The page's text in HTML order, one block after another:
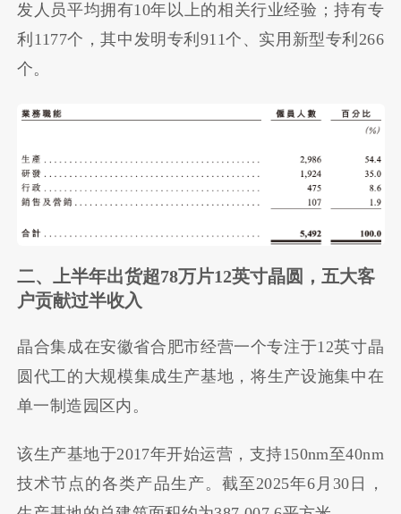
发人员平均拥有10年以上的相关行业经验；持有专
利1177个，其中发明专利911个、实用新型专利266
个。
二、上半年出货超78万片12英寸晶圆，五大客
户贡献过半收入
晶合集成在安徽省合肥市经营一个专注于12英寸晶
圆代工的大规模集成生产基地，将生产设施集中在
单一制造园区内。
该生产基地于2017年开始运营，支持150nm至40nm
技术节点的各类产品生产。截至2025年6月30日，